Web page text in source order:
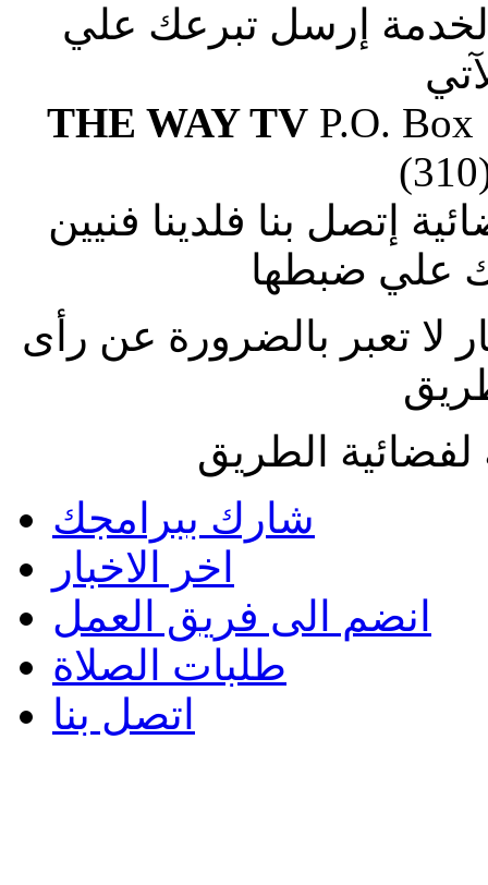
إرسل تبرعك علي
THE WAY TVP.O. Box
إتصل بنا فلدينا فنيين
علي ضبطها
لا تعبر بالضرورة عن رأى
الطريق
شارك ببرامجك
اخر الاخبار
انضم الى فريق العمل
طلبات الصلاة
اتصل بنا